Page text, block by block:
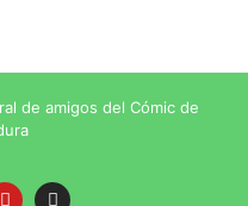
de amigos del Cómic de